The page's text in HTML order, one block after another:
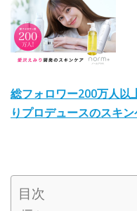
総フォロワー200万人以
りプロデュースのスキ
目次